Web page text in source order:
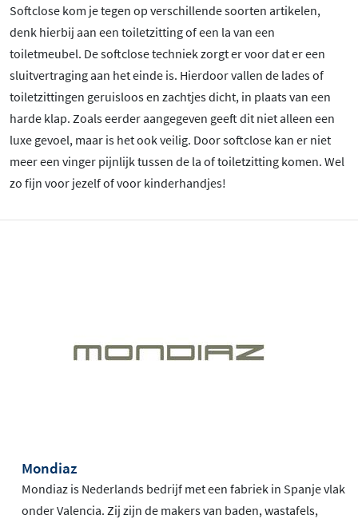
Softclose kom je tegen op verschillende soorten artikelen,
denk hierbij aan een toiletzitting of een la van een
toiletmeubel. De softclose techniek zorgt er voor dat er een
sluitvertraging aan het einde is. Hierdoor vallen de lades of
toiletzittingen geruisloos en zachtjes dicht, in plaats van een
harde klap. Zoals eerder aangegeven geeft dit niet alleen een
luxe gevoel, maar is het ook veilig. Door softclose kan er niet
meer een vinger pijnlijk tussen de la of toiletzitting komen. Wel
zo fijn voor jezelf of voor kinderhandjes!
Mondiaz
Mondiaz is Nederlands bedrijf met een fabriek in Spanje vlak
onder Valencia. Zij zijn de makers van baden, wastafels,